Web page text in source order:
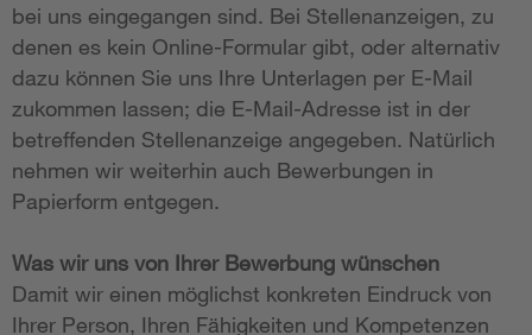
bei uns eingegangen sind. Bei Stellenanzeigen, zu
denen es kein Online-Formular gibt, oder alternativ
dazu können Sie uns Ihre Unterlagen per E-Mail
zukommen lassen; die E-Mail-Adresse ist in der
betreffenden Stellenanzeige angegeben. Natürlich
nehmen wir weiterhin auch Bewerbungen in
Papierform entgegen.
Was wir uns von Ihrer Bewerbung wünschen
Damit wir einen möglichst konkreten Eindruck von
Ihrer Person, Ihren Fähigkeiten und Kompetenzen